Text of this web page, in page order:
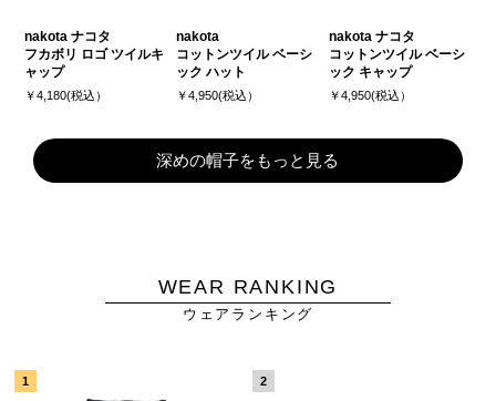
nakota ナコタ
フカボリ ロゴ ツイルキ
ャップ
￥4,180(税込）
nakota
コットンツイル ベーシ
ック ハット
￥4,950(税込）
nakota ナコタ
コットンツイル ベーシ
ック キャップ
￥4,950(税込）
深めの帽子をもっと見る
WEAR RANKING
ウェアランキング